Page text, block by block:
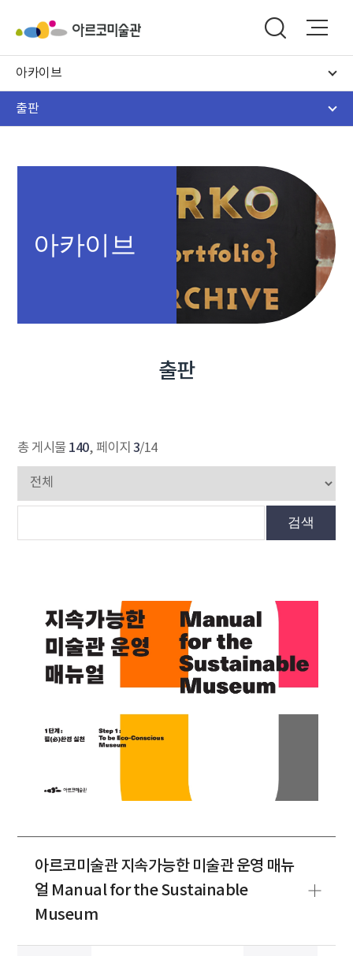
아카이브
출판
아카이브
출판
총 게시물 140, 페이지 3/14
검색
아르코미술관 지속가능한 미술관 운영 매뉴
얼 Manual for the Sustainable
Museum